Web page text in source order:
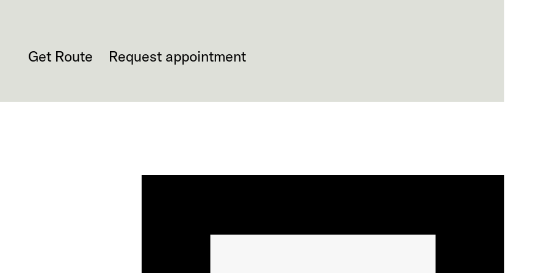
Get Route Request appointment